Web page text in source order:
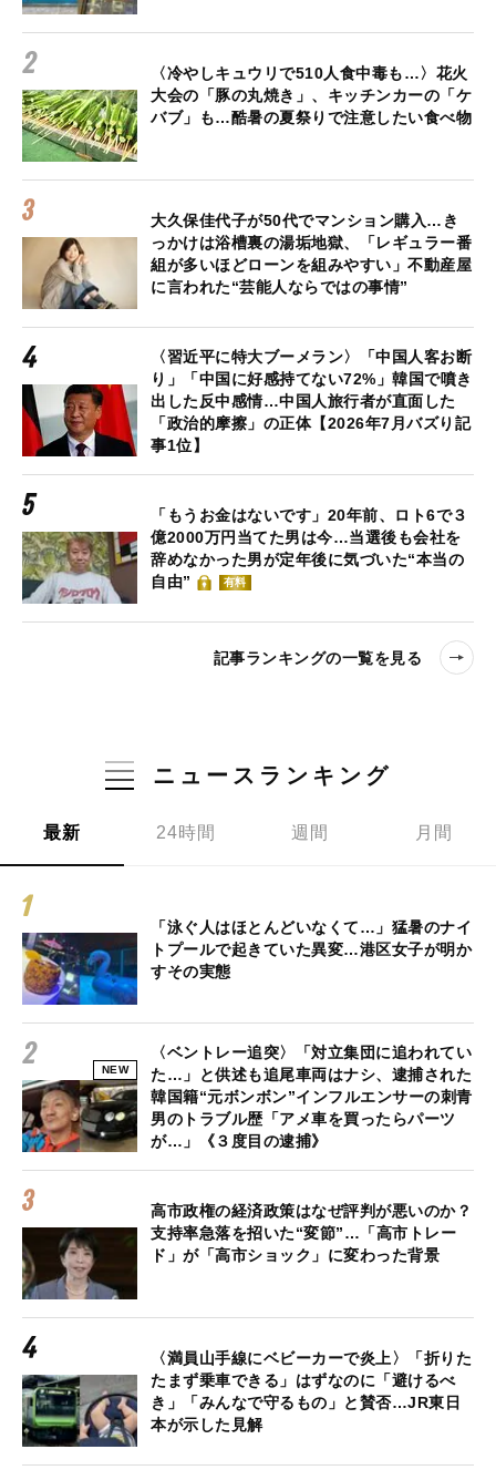
〈冷やしキュウリで510人食中毒も…〉花火
大会の「豚の丸焼き」、キッチンカーの「ケ
バブ」も…酷暑の夏祭りで注意したい食べ物
大久保佳代子が50代でマンション購入…き
っかけは浴槽裏の湯垢地獄、「レギュラー番
組が多いほどローンを組みやすい」不動産屋
に言われた“芸能人ならではの事情”
〈習近平に特大ブーメラン〉「中国人客お断
り」「中国に好感持てない72%」韓国で噴き
出した反中感情…中国人旅行者が直面した
「政治的摩擦」の正体【2026年7月バズり記
事1位】
「もうお金はないです」20年前、ロト6で３
億2000万円当てた男は今…当選後も会社を
辞めなかった男が定年後に気づいた“本当の
自由”
有料
記事ランキングの一覧を見る
ニュースランキング
最新 24時間 週間 月間
「泳ぐ人はほとんどいなくて…」猛暑のナイ
トプールで起きていた異変…港区女子が明か
すその実態
NEW
〈ベントレー追突〉「対立集団に追われてい
た…」と供述も追尾車両はナシ、逮捕された
韓国籍“元ボンボン”インフルエンサーの刺青
男のトラブル歴「アメ車を買ったらパーツ
が…」《３度目の逮捕》
高市政権の経済政策はなぜ評判が悪いのか？
支持率急落を招いた“変節”…「高市トレー
ド」が「高市ショック」に変わった背景
〈満員山手線にベビーカーで炎上〉「折りた
たまず乗車できる」はずなのに「避けるべ
き」「みんなで守るもの」と賛否…JR東日
本が示した見解